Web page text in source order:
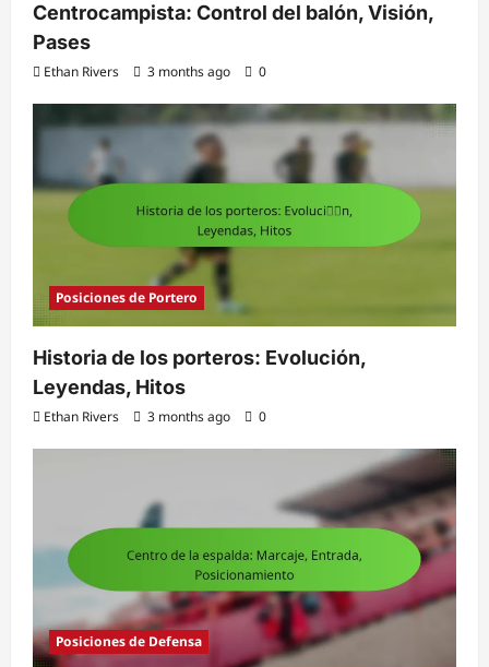
Centrocampista: Control del balón, Visión,
Pases
Ethan Rivers 3 months ago 0
Posiciones de Portero
Historia de los porteros: Evolución,
Leyendas, Hitos
Ethan Rivers 3 months ago 0
Posiciones de Defensa